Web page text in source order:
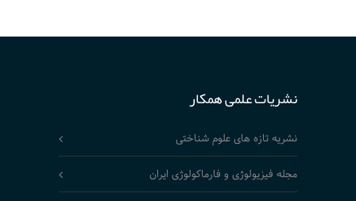
نشریات علمی همکار
نشریه تازه های علوم شناختی
مجله فیزیولوژی و فارماکولوژی ایران